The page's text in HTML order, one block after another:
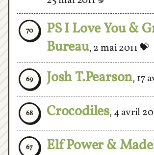
70
PS I Love You &
Bureau,2 mai 2011💝
69 Josh T.Pearson,17
68 Crocodiles,4 avril
67
Elf Power &
Adams,11 décembre